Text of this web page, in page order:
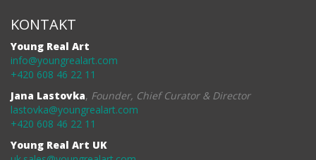
KONTAKT
Young Real Art
info@youngrealart.com
+420 608 46 22 11
Jana Lastovka, Founder, Chief Curator & Director
lastovka@youngrealart.com
+420 608 46 22 11
Young Real Art UK